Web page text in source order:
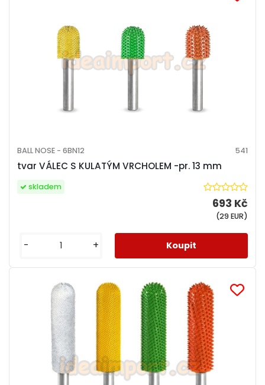
tvar VÁLEC S KULATÝM VRCHOLEM -pr. 13 mm
BALL NOSE - 6BN12 541
693 Kč
(29 EUR)
skladem
- +